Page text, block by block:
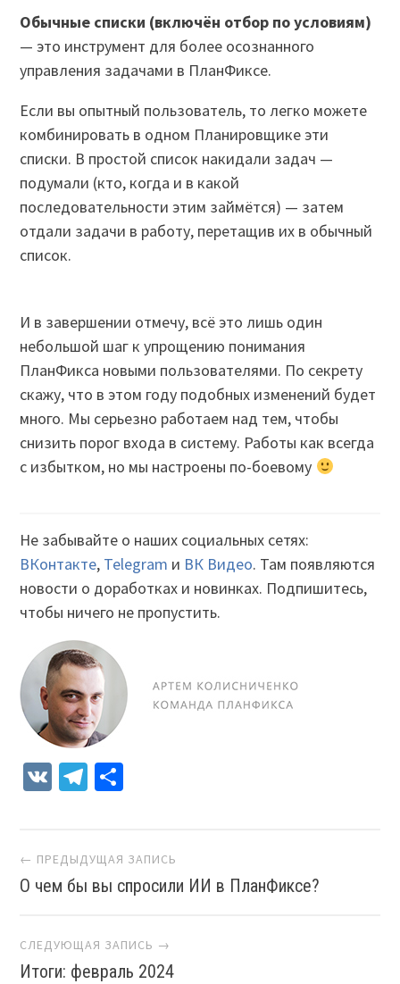
Обычные списки (включён отбор по условиям)
— это инструмент для более осознанного
управления задачами в ПланФиксе.
Если вы опытный пользователь, то легко можете
комбинировать в одном Планировщике эти
списки. В простой список накидали задач —
подумали (кто, когда и в какой
последовательности этим займётся) — затем
отдали задачи в работу, перетащив их в обычный
список.
И в завершении отмечу, всё это лишь один
небольшой шаг к упрощению понимания
ПланФикса новыми пользователями. По секрету
скажу, что в этом году подобных изменений будет
много. Мы серьезно работаем над тем, чтобы
снизить порог входа в систему. Работы как всегда
с избытком, но мы настроены по-боевому
Не забывайте о наших социальных сетях:
ВКонтакте, Telegram и ВК Видео. Там появляются
новости о доработках и новинках. Подпишитесь,
чтобы ничего не пропустить.
VK Telegram
Навигация
← ПРЕДЫДУЩАЯ ЗАПИСЬ
О чем бы вы спросили ИИ в ПланФиксе?
СЛЕДУЮЩАЯ ЗАПИСЬ →
Итоги: февраль 2024